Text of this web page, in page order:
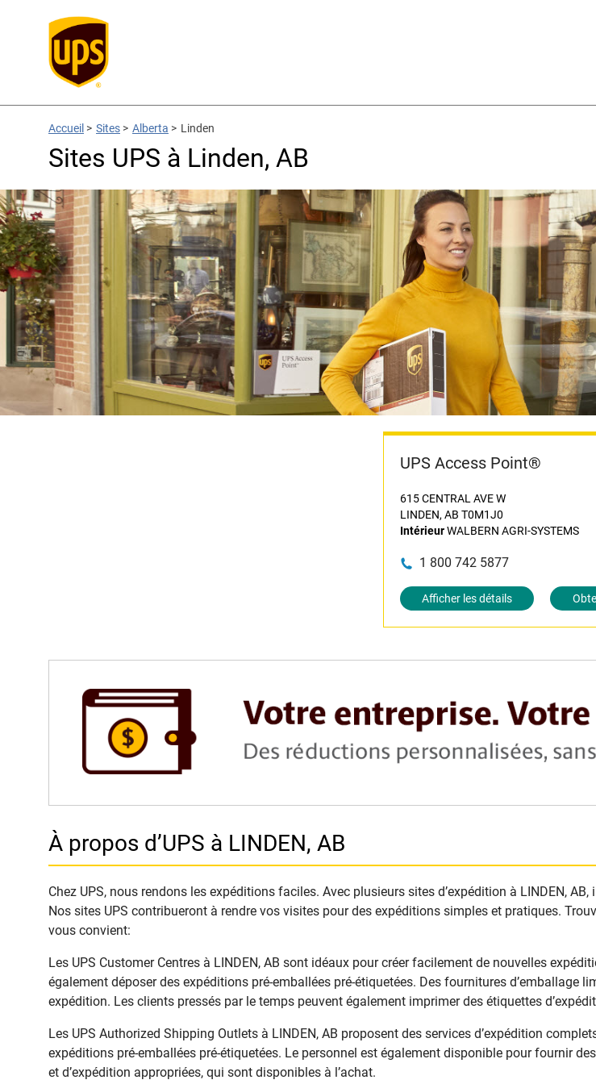
Accueil > Sites > Alberta > Linden
Sites UPS à Linden, AB
UPS Access Point®
615 CENTRAL AVE W
LINDEN, AB T0M1J0
IntérieurWALBERN AGRI-SYSTEMS
1 800 742 5877
Afficher les détails
À propos d’UPS à LINDEN, AB
Chez UPS, nous rendons les expéditions faciles. Avec plusieurs sites d’expédition à LINDEN,
Nos sites UPS contribueront à rendre vos visites pour des expéditions simples et pratiques.
vous convient:
Les UPS Customer Centres à LINDEN, AB sont idéaux pour créer facilement de nouvelles
également déposer des expéditions pré-emballées pré-étiquetées. Des fournitures d’emballage
expédition. Les clients pressés par le temps peuvent également imprimer des étiquettes
Les UPS Authorized Shipping Outlets à LINDEN, AB proposent des services d’expédition
expéditions pré-emballées pré-étiquetées. Le personnel est également disponible pour fournir
et d’expédition appropriées, qui sont disponibles à l’achat.